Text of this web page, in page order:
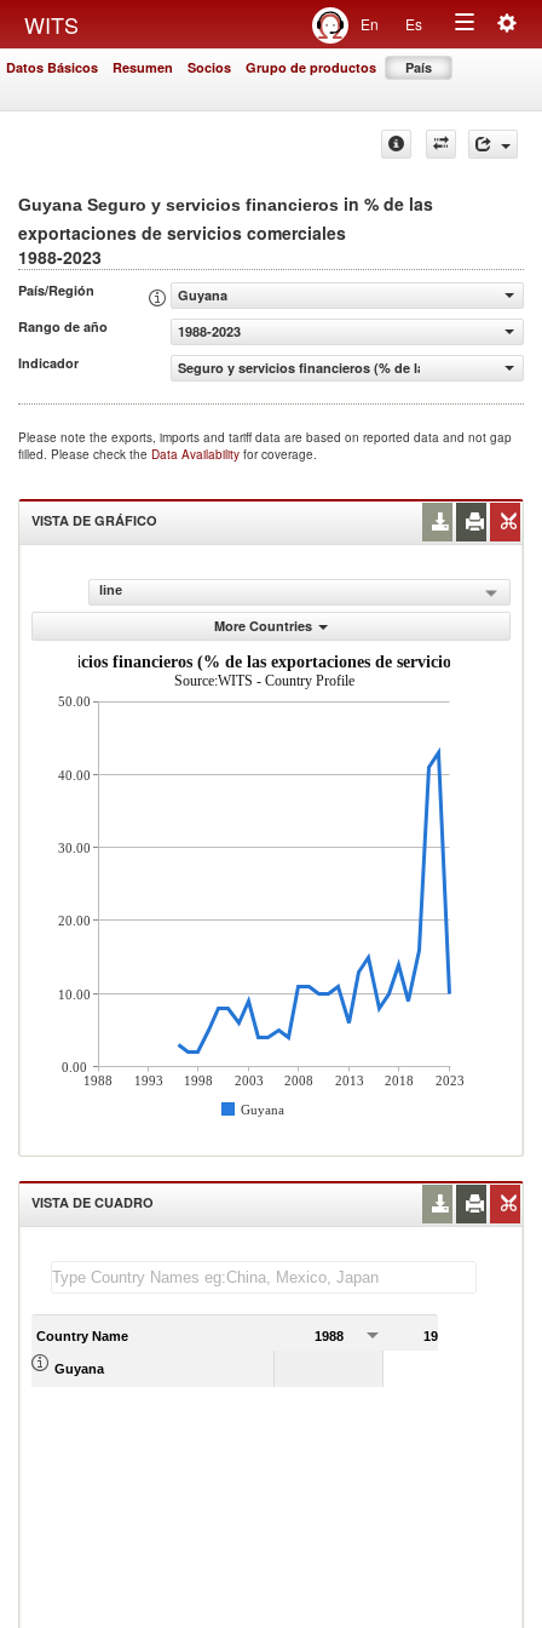
WITS En Es
Toggle
Datos Básicos Resumen Socios Grupo de productos País
Guyana Seguro y servicios financieros in % de las
exportaciones de servicios comerciales
1988-2023
País/Región
Guyana
Rango de año
1988-2023
Indicador
Seguro y servicios financieros (% de las exportaciones
Please note the exports, imports and tariff data are based on reported data and not gap
filled. Please check the Data Availability for coverage.
VISTA DE GRÁFICO
line
More Countries
y servicios financieros (% de las exportaciones de servicios
Source:WITS - Country Profile
1988 1993 1998 2003 2008 2013 2018
2023
Guyana
50.00
40.00
30.00
20.00
10.00
0.00
VISTA DE CUADRO
Country Name 1988 1989
Guyana